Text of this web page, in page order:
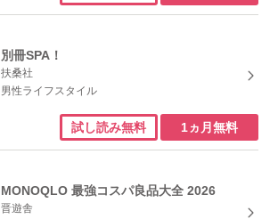
別冊SPA！
扶桑社
男性ライフスタイル
試し読み無料 1ヵ月無料
MONOQLO 最強コスパ良品大全 2026
晋遊舎